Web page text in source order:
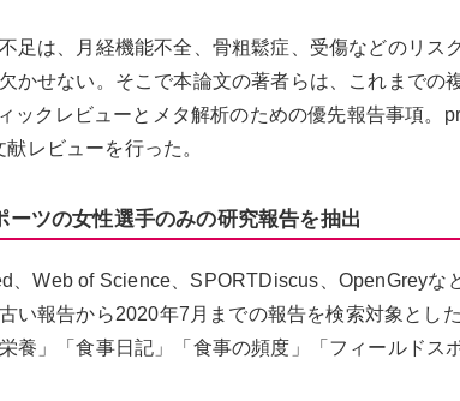
足は、月経機能不全、骨粗鬆症、受傷などのリス
かせない。そこで本論文の著者らは、これまでの
ックレビューとメタ解析のための優先報告事項。
レビューを行った。
ーツの女性選手のみの研究報告を抽出
、Web of Science、SPORTDiscus、OpenGreyな
い報告から2020年7月までの報告を検索対象とし
養」「食事日記」「食事の頻度」「フィールドス